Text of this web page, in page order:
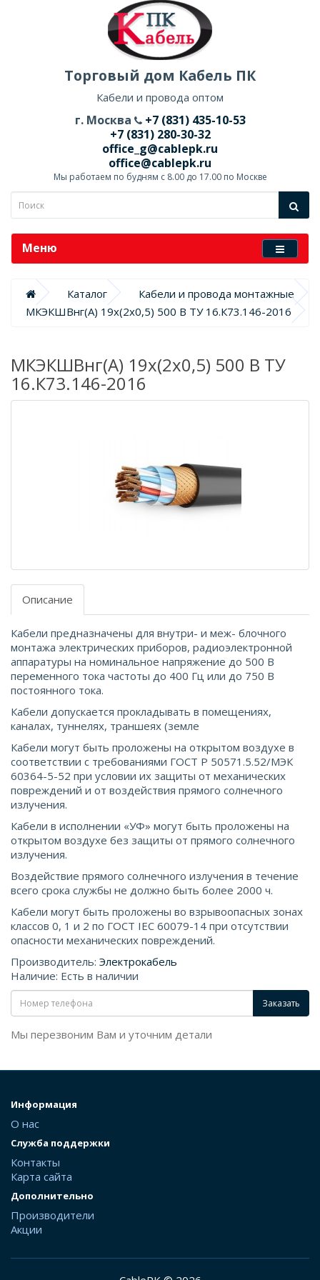
Торговый дом Кабель ПК
Кабели и провода оптом
г. Москва
+7 (831) 435-10-53
+7 (831) 280-30-32
office_g@cablepk.ru
office@cablepk.ru
Мы работаем по будням с 8.00 до 17.00 по Москве
Меню
Каталог
Кабели и провода монтажные
МКЭКШВнг(А) 19х(2х0,5) 500 В ТУ 16.К73.146-2016
МКЭКШВнг(А) 19х(2х0,5) 500 В ТУ
16.К73.146-2016
Описание
Кабели предназначены для внутри- и меж- блочного
монтажа электрических приборов, радиоэлектронной
аппаратуры на номинальное напряжение до 500 В
переменного тока частоты до 400 Гц или до 750 В
постоянного тока.
Кабели допускается прокладывать в помещениях,
каналах, туннелях, траншеях (земле
Кабели могут быть проложены на открытом воздухе в
соответствии с требованиями ГОСТ Р 50571.5.52/МЭК
60364-5-52 при условии их защиты от механических
повреждений и от воздействия прямого солнечного
излучения.
Кабели в исполнении «УФ» могут быть проложены на
открытом воздухе без защиты от прямого солнечного
излучения.
Воздействие прямого солнечного излучения в течение
всего срока службы не должно быть более 2000 ч.
Кабели могут быть проложены во взрывоопасных зонах
классов 0, 1 и 2 по ГОСТ IEС 60079-14 при отсутствии
опасности механических повреждений.
Производитель: Электрокабель
Наличие: Есть в наличии
Заказать
Мы перезвоним Вам и уточним детали
Информация
О нас
Служба поддержки
Контакты
Карта сайта
Дополнительно
Производители
Акции